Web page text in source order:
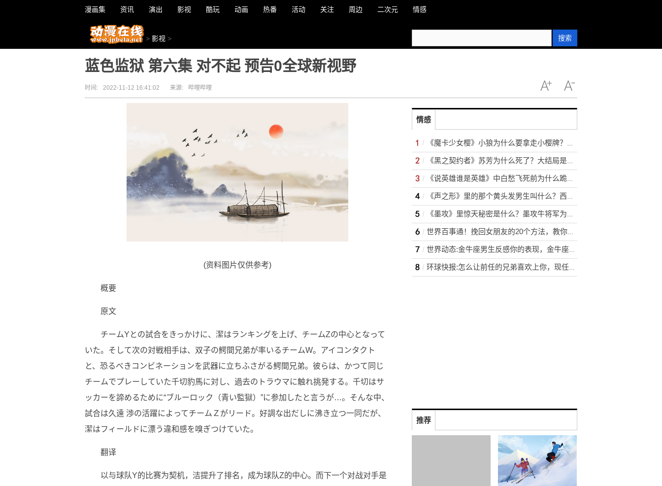
漫画集 资讯 演出 影视 酷玩 动画 热番 活动 关注 周边 二次元 情感
> 影视 > 搜索
蓝色监狱 第六集 对不起 预告0全球新视野
时间: 2022-11-12 16:41:02 来源: 哔哩哔哩
(资料图片仅供参考)
概要
原文
チームYとの試合をきっかけに、潔はランキングを上げ、チームZの中心となって
いた。そして次の対戦相手は、双子の鰐間兄弟が率いるチームW。アイコンタクト
と、恐るべきコンビネーションを武器に立ちふさがる鰐間兄弟。彼らは、かつて同じ
チームでプレーしていた千切豹馬に対し、過去のトラウマに触れ挑発する。千切はサ
ッカーを諦めるために“ブルーロック（青い監獄）”に参加したと言うが…。そんな中、
試合は久遠 渉の活躍によってチームＺがリード。好調な出だしに沸き立つ一同だが、
潔はフィールドに漂う違和感を嗅ぎつけていた。
翻译
以与球队Y的比赛为契机，洁提升了排名，成为球队Z的中心。而下一个对战对手是
情感
《魔卡少女樱》小狼为什么要拿走小樱牌？桃矢最后还有魔力吗？
《黑之契约者》苏芳为什么死了？大结局是什么？
《说英雄谁是英雄》中白愁飞死前为什么跪苏梦枕？杨无邪为什么杀苏梦枕？
《声之形》里的那个黄头发男生叫什么？西宫硝子和将也在一起了吗
《墨攻》里惊天秘密是什么？墨攻牛将军为什么要杀公子
世界百事通！挽回女朋友的20个方法，教你几招挽回女朋友的方法
世界动态:金牛座男生反感你的表现，金牛座男生最不喜欢的4种女生
环球快报:怎么让前任的兄弟喜欢上你，现任男友是前任的兄弟
推荐